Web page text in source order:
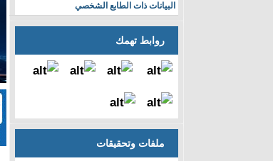
البيانات ذات الطابع الشخصي
روابط تهمك
ملفات وتحقيقات